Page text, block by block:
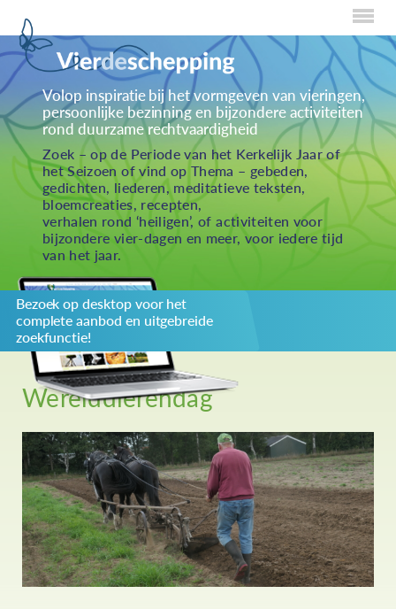
Home
Over Creaties
Over Vieren
Over Eten
Over Activiteiten
Inzenden
Over ons
Privacybeleid
Redactiestatuut
log in
Volop inspiratie bij het vormgeven van vieringen,
persoonlijke bezinning en bijzondere activiteiten
rond duurzame rechtvaardigheid
Zoek – op de Periode van het Kerkelijk Jaar of
het Seizoen of vind op Thema – gebeden,
gedichten, liederen, meditatieve teksten,
bloemcreaties, recepten,
verhalen rond ‘heiligen’, of activiteiten voor
bijzondere vier-dagen en meer, voor iedere tijd
van het jaar.
Bezoek op desktop voor het
complete aanbod en uitgebreide
zoekfunctie!
Werelddierendag